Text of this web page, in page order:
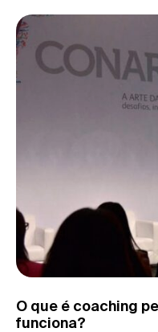
O que é coaching
funciona?